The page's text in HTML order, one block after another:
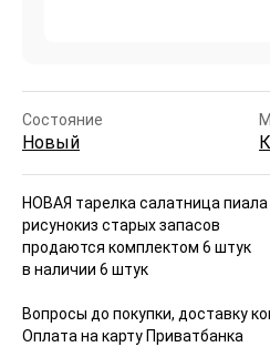
Состояние
Новый
НОВАЯ тарелка салатница
рисунокиз старых запасов
продаются комплектом 6 штук
в наличии 6 штук
Вопросы до покупки, доставку
Оплата на карту Приватбанка